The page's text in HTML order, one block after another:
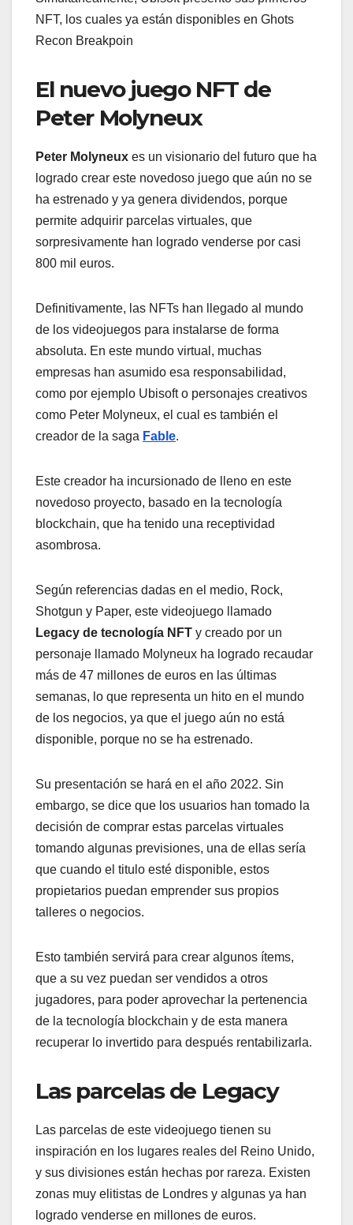
NFT, los cuales ya están disponibles en Ghots
Recon Breakpoin
El nuevo juego NFT de
Peter Molyneux
Peter Molyneux es un visionario del futuro que ha
logrado crear este novedoso juego que aún no se
ha estrenado y ya genera dividendos, porque
permite adquirir parcelas virtuales, que
sorpresivamente han logrado venderse por casi
800 mil euros.
Definitivamente, las NFTs han llegado al mundo
de los videojuegos para instalarse de forma
absoluta. En este mundo virtual, muchas
empresas han asumido esa responsabilidad,
como por ejemplo Ubisoft o personajes creativos
como Peter Molyneux, el cual es también el
creador de la saga Fable.
Este creador ha incursionado de lleno en este
novedoso proyecto, basado en la tecnología
blockchain, que ha tenido una receptividad
asombrosa.
Según referencias dadas en el medio, Rock,
Shotgun y Paper, este videojuego llamado
Legacy de tecnología NFT y creado por un
personaje llamado Molyneux ha logrado recaudar
más de 47 millones de euros en las últimas
semanas, lo que representa un hito en el mundo
de los negocios, ya que el juego aún no está
disponible, porque no se ha estrenado.
Su presentación se hará en el año 2022. Sin
embargo, se dice que los usuarios han tomado la
decisión de comprar estas parcelas virtuales
tomando algunas previsiones, una de ellas sería
que cuando el titulo esté disponible, estos
propietarios puedan emprender sus propios
talleres o negocios.
Esto también servirá para crear algunos ítems,
que a su vez puedan ser vendidos a otros
jugadores, para poder aprovechar la pertenencia
de la tecnología blockchain y de esta manera
recuperar lo invertido para después rentabilizarla.
Las parcelas de Legacy
Las parcelas de este videojuego tienen su
inspiración en los lugares reales del Reino Unido,
y sus divisiones están hechas por rareza. Existen
zonas muy elitistas de Londres y algunas ya han
logrado venderse en millones de euros.